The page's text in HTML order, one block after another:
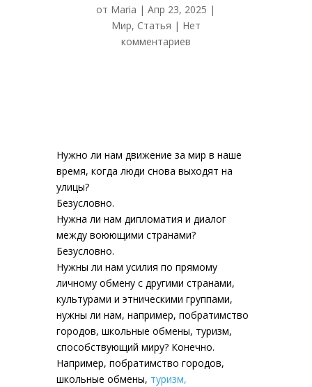
от Maria |Апр 23, 2025 |
Мир, Статья | Нет
комментариев
Нужно ли нам движение за мир в наше
время, когда люди снова выходят на
улицы?
Безусловно.
Нужна ли нам дипломатия и диалог
между воюющими странами?
Безусловно.
Нужны ли нам усилия по прямому
личному обмену с другими странами,
культурами и этническими группами,
нужны ли нам, например, побратимство
городов, школьные обмены, туризм,
способствующий миру? Конечно.
Например, побратимство городов,
школьные обмены, туризм,